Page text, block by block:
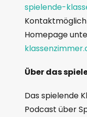
spielende-
Homepage
Über das
Das spielende
Podcast über